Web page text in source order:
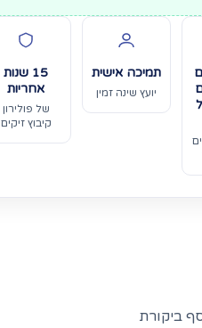
תמיכה אישית
יועץ שינה זמין
15 שנות
אחריות
של פולירון
קיבוץ זיקים
ביקורת